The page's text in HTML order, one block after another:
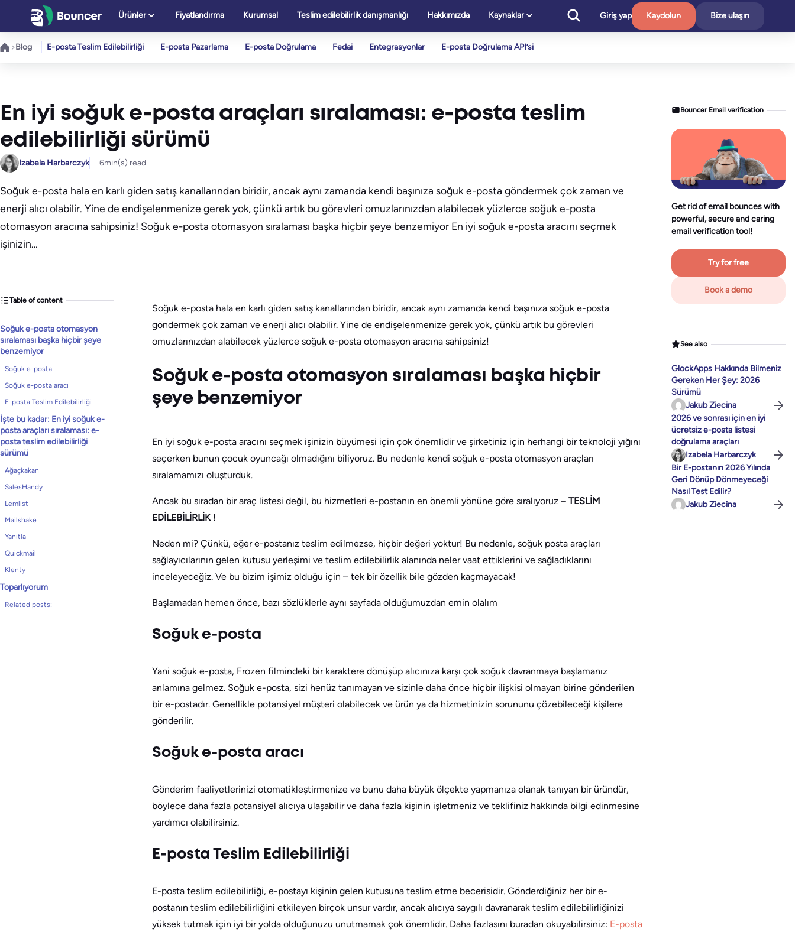
Ürünler Fiyatlandırma Kurumsal Teslim edilebilirlik danışmanlığı Hakkımızda Kaynaklar Giriş yap Kaydolun Bize ulaşın
Blog E-posta Teslim Edilebilirliği E-posta Pazarlama E-posta Doğrulama Fedai Entegrasyonlar E-posta Doğrulama API’si
En iyi soğuk e-posta araçları sıralaması: e-posta teslim
edilebilirliği sürümü
Izabela Harbarczyk 6min(s) read
Soğuk e-posta hala en karlı giden satış kanallarından biridir, ancak aynı zamanda kendi başınıza soğuk e-posta göndermek çok zaman ve
enerji alıcı olabilir. Yine de endişelenmenize gerek yok, çünkü artık bu görevleri omuzlarınızdan alabilecek yüzlerce soğuk e-posta
otomasyon aracına sahipsiniz! Soğuk e-posta otomasyon sıralaması başka hiçbir şeye benzemiyor En iyi soğuk e-posta aracını seçmek
işinizin…
Table of content
Soğuk e-posta otomasyon
sıralaması başka hiçbir şeye
benzemiyor
Soğuk e-posta
Soğuk e-posta aracı
E-posta Teslim Edilebilirliği
İşte bu kadar: En iyi soğuk e-
posta araçları sıralaması: e-
posta teslim edilebilirliği
sürümü
Ağaçkakan
SalesHandy
Lemlist
Mailshake
Yanıtla
Quickmail
Klenty
Toparlıyorum
Related posts:
Soğuk e-posta hala en karlı giden satış kanallarından biridir, ancak aynı zamanda kendi başınıza soğuk e-posta
göndermek çok zaman ve enerji alıcı olabilir. Yine de endişelenmenize gerek yok, çünkü artık bu görevleri
omuzlarınızdan alabilecek yüzlerce soğuk e-posta otomasyon aracına sahipsiniz!
Soğuk e-posta otomasyon sıralaması başka hiçbir
şeye benzemiyor
En iyi soğuk e-posta aracını seçmek işinizin büyümesi için çok önemlidir ve şirketiniz için herhangi bir teknoloji yığını
seçerken bunun çocuk oyuncağı olmadığını biliyoruz. Bu nedenle kendi soğuk e-posta otomasyon araçları
sıralamamızı oluşturduk.
Ancak bu sıradan bir araç listesi değil, bu hizmetleri e-postanın en önemli yönüne göre sıralıyoruz – TESLİM
EDİLEBİLİRLİK !
Neden mi? Çünkü, eğer e-postanız teslim edilmezse, hiçbir değeri yoktur! Bu nedenle, soğuk posta araçları
sağlayıcılarının gelen kutusu yerleşimi ve teslim edilebilirlik alanında neler vaat ettiklerini ve sağladıklarını
inceleyeceğiz. Ve bu bizim işimiz olduğu için – tek bir özellik bile gözden kaçmayacak!
Başlamadan hemen önce, bazı sözlüklerle aynı sayfada olduğumuzdan emin olalım
Soğuk e-posta
Yani soğuk e-posta, Frozen filmindeki bir karaktere dönüşüp alıcınıza karşı çok soğuk davranmaya başlamanız
anlamına gelmez. Soğuk e-posta, sizi henüz tanımayan ve sizinle daha önce hiçbir ilişkisi olmayan birine gönderilen
bir e-postadır. Genellikle potansiyel müşteri olabilecek ve ürün ya da hizmetinizin sorununu çözebileceği kişilere
gönderilir.
Soğuk e-posta aracı
Gönderim faaliyetlerinizi otomatikleştirmenize ve bunu daha büyük ölçekte yapmanıza olanak tanıyan bir üründür,
böylece daha fazla potansiyel alıcıya ulaşabilir ve daha fazla kişinin işletmeniz ve teklifiniz hakkında bilgi edinmesine
yardımcı olabilirsiniz.
E-posta Teslim Edilebilirliği
E-posta teslim edilebilirliği, e-postayı kişinin gelen kutusuna teslim etme becerisidir. Gönderdiğiniz her bir e-
postanın teslim edilebilirliğini etkileyen birçok unsur vardır, ancak alıcıya saygılı davranarak teslim edilebilirliğinizi
yüksek tutmak için iyi bir yolda olduğunuzu unutmamak çok önemlidir. Daha fazlasını buradan okuyabilirsiniz: E-posta
Bouncer Email verification
Get rid of email bounces with
powerful, secure and caring
email verification tool!
Try for free
Book a demo
See also
GlockApps Hakkında Bilmeniz
Gereken Her Şey: 2026
Sürümü
Jakub Ziecina
2026 ve sonrası için en iyi
ücretsiz e-posta listesi
doğrulama araçları
Izabela Harbarczyk
Bir E-postanın 2026 Yılında
Geri Dönüp Dönmeyeceği
Nasıl Test Edilir?
Jakub Ziecina